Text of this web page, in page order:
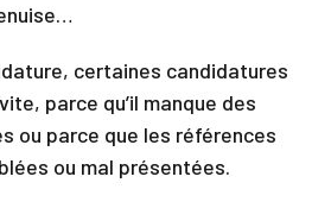
certaines candidatures
parce qu’il manque des
ou parce que les références
ou mal présentées.